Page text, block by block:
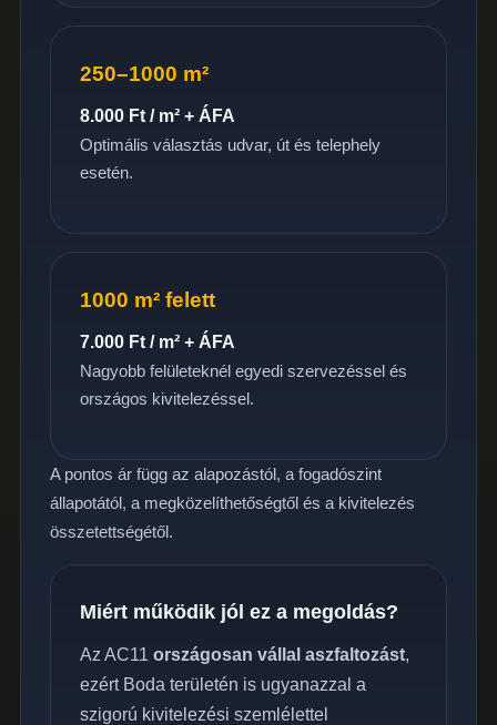
250–1000 m²
8.000 Ft / m² + ÁFA
Optimális választás udvar, út és telephely
esetén.
1000 m² felett
7.000 Ft / m² + ÁFA
Nagyobb felületeknél egyedi szervezéssel és
országos kivitelezéssel.
A pontos ár függ az alapozástól, a fogadószint
állapotától, a megközelíthetőségtől és a kivitelezés
összetettségétől.
Miért működik jól ez a megoldás?
Az AC11 országosan vállal aszfaltozást,
ezért Boda területén is ugyanazzal a
szigorú kivitelezési szemlélettel